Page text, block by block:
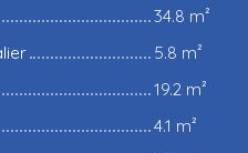
34.8 m²
5.8 m²
19.2 m²
4.1 m²